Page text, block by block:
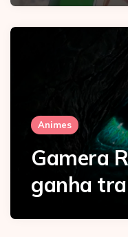
Animes
Gamera
ganha